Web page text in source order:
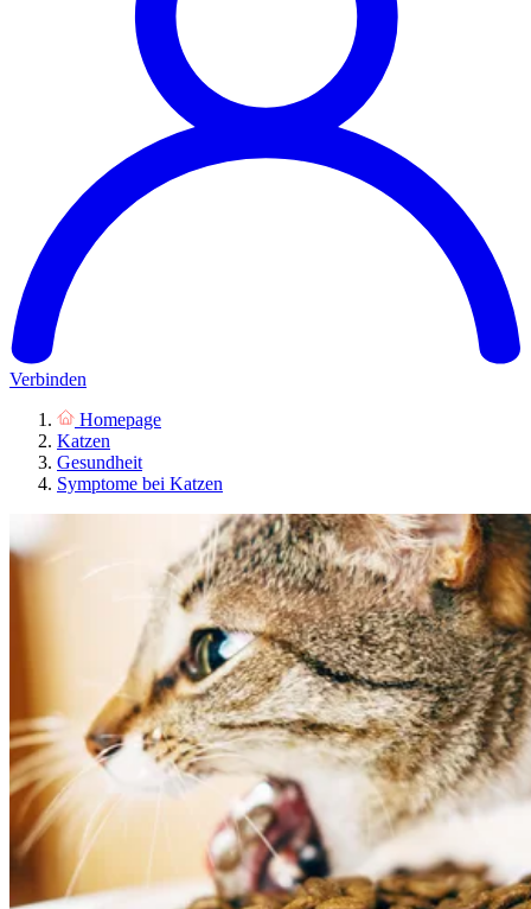
Verbinden
Homepage
Katzen
Gesundheit
Symptome bei Katzen